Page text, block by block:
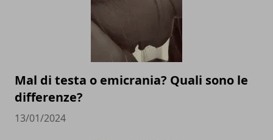
Mal di testa o emicrania? Quali sono le
differenze?
13/01/2024